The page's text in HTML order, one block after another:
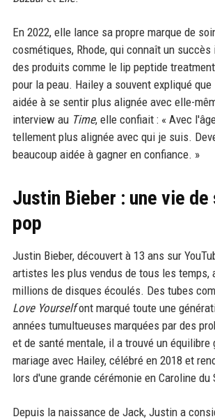
En 2022, elle lance sa propre marque de
cosmétiques, Rhode, qui connaît un
des produits comme le lip peptide
pour la peau. Hailey a souvent expliqué
aidée à se sentir plus alignée avec elle-
interview au Time, elle confiait : « Avec
tellement plus alignée avec qui je suis.
beaucoup aidée à gagner en confiance. »
Justin Bieber : une vie de
pop
Justin Bieber, découvert à 13 ans sur
artistes les plus vendus de tous les temps,
millions de disques écoulés. Des tubes
Love Yourselfont marqué toute une
années tumultueuses marquées par des
et de santé mentale, il a trouvé un équilibre
mariage avec Hailey, célébré en 2018 et
lors d'une grande cérémonie en Caroline du
Depuis la naissance de Jack, Justin a